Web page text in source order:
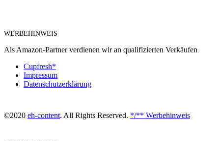
WERBEHINWEIS
Als Amazon-Partner verdienen wir an qualifizierten Verkäufen
Cupfresh*
Impressum
Datenschutzerklärung
©2020 eh-content. All Rights Reserved. */** Werbehinweis